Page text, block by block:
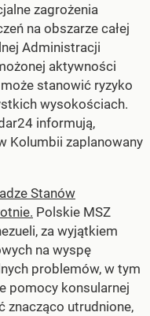
zagrożenia
na obszarze całej
Administracji
aktywności
stanowić ryzyko
wysokościach.
informują,
Kolumbii zaplanowany
Stanów
Polskie MSZ
za wyjątkiem
na wyspę
problemów, w tym
pomocy konsularnej
znacząco utrudnione,